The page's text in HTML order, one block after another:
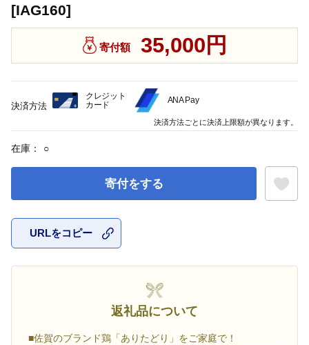
[IAG160]
寄付額 35,000円
在庫： ○
寄付をする
URLをコピー
返礼品について
■佐賀のブランド鶏「ありたどり」をご家庭で！
決済方法
クレジット
カード
ANA Pay
決済方法ごとに決済上限額が異なります。